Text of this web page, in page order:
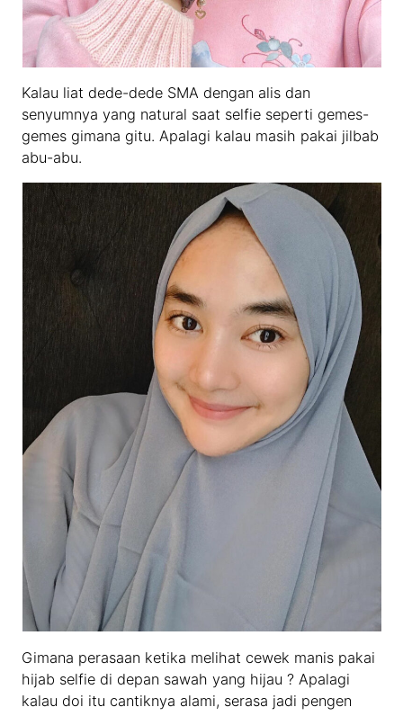
Kalau liat dede-dede SMA dengan alis dan
senyumnya yang natural saat selfie seperti gemes-
gemes gimana gitu. Apalagi kalau masih pakai jilbab
abu-abu.
Gimana perasaan ketika melihat cewek manis pakai
hijab selfie di depan sawah yang hijau ? Apalagi
kalau doi itu cantiknya alami, serasa jadi pengen